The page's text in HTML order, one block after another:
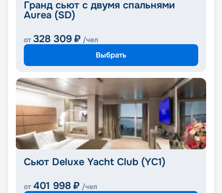
Гранд сьют с двумя спальнями
Aurea (SD)
от 328 309 ₽ /чел
Выбрать
Сьют Deluxe Yacht Club (YC1)
от 401 998 ₽ /чел